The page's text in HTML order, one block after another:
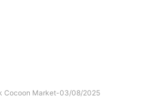
Cocoon Market-03/08/2025